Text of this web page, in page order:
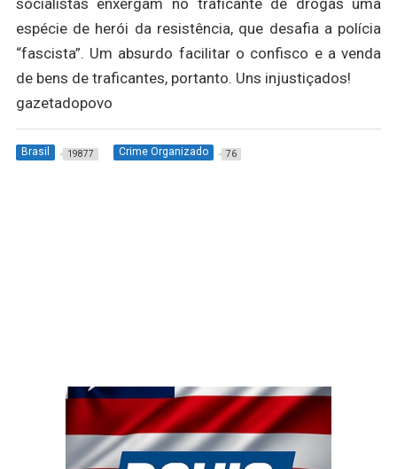
espécie de herói da resistência, que desafia a polícia
“fascista”. Um absurdo facilitar o confisco e a venda
de bens de traficantes, portanto. Uns injustiçados!
gazetadopovo
Brasil 19877 Crime Organizado 76